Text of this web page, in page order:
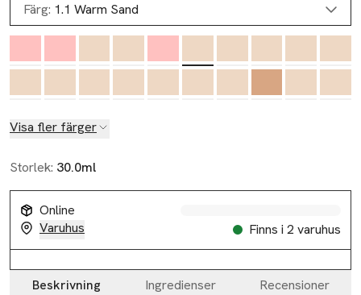
Färg: 1.1 Warm Sand
Visa fler färger
Storlek: 30.0ml
Online
Varuhus
Finns i 2 varuhus
Beskrivning Ingredienser Recensioner